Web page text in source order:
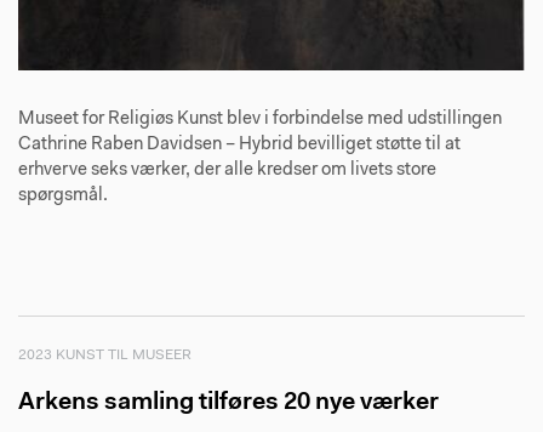
Museet for Religiøs Kunst blev i forbindelse med udstillingen
Cathrine Raben Davidsen – Hybrid bevilliget støtte til at
erhverve seks værker, der alle kredser om livets store
spørgsmål.
2023 KUNST TIL MUSEER
Arkens samling tilføres 20 nye værker